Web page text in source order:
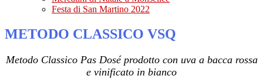
Festa di San Martino 2022
METODO CLASSICO VSQ
Metodo Classico Pas Dosé prodotto con uva a bacca rossa
e vinificato in bianco